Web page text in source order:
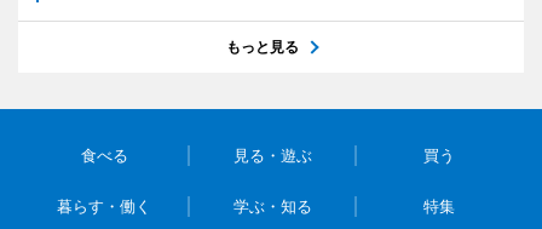
もっと見る
食べる 見る・遊ぶ 買う
暮らす・働く 学ぶ・知る 特集